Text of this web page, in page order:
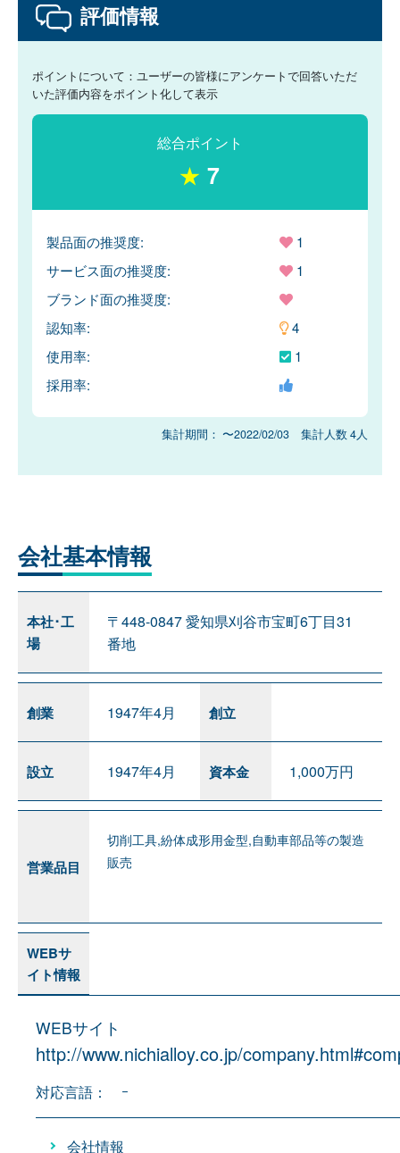
評価情報
ポイントについて：ユーザーの皆様にアンケートで回答いただ
いた評価内容をポイント化して表示
総合ポイント
★ 7
製品面の推奨度:
サービス面の推奨度:
ブランド面の推奨度:
1
1
認知率:
使用率:
採用率:
4
1
集計期間： 〜2022/02/03 集計人数 4人
会社基本情報
本社･工
場
〒448-0847 愛知県刈谷市宝町6丁目31
番地
創業 1947年4月 創立
設立 1947年4月 資本金 1,000万円
営業品目
切削工具,紛体成形用金型,自動車部品等の製造
販売
WEBサ
イト情報
WEBサイト
http://www.nichialloy.co.jp/
対応言語： ｰ
会社情報